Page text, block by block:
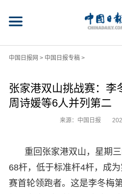
中国日报网 > 中国日报专稿>
张家港双山挑战赛：李
周诗媛等6人并列第二
来源：中国日报
重回张家港双山，星期
68杆，低于标准杆4杆，成
赛首轮领跑者。这是李冬梅